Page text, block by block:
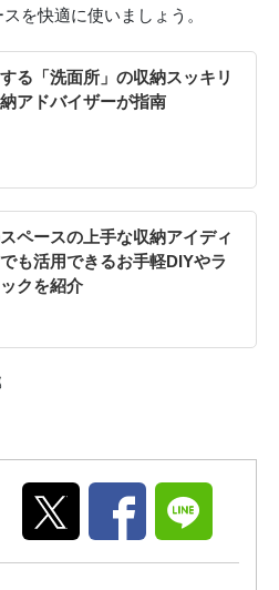
を快適に使いましょう。
る「洗面所」の収納スッキリ
アドバイザーが指南
ペースの上手な収納アイディ
も活用できるお手軽DIYやラ
クを紹介